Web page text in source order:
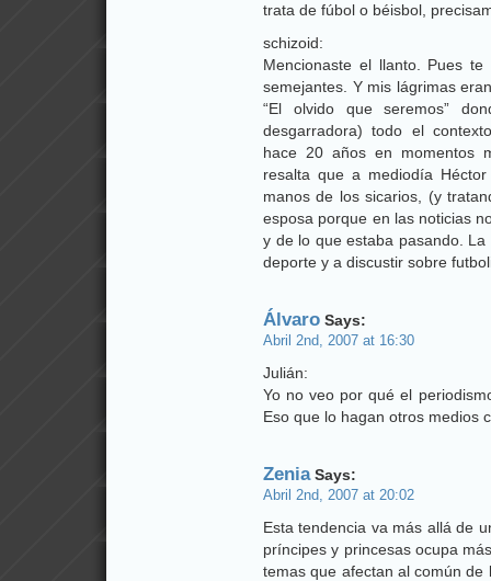
trata de fúbol o béisbol,
schizoid:
Mencionaste el llanto. Pues
semejantes. Y mis lágrimas
“El olvido que seremos”
desgarradora) todo el
hace 20 años en momentos
resalta que a mediodía
manos de los sicarios, (y
esposa porque en las noticias
y de lo que estaba pasando.
deporte y a discustir sobre
Álvaro Says:
Abril 2nd, 2007 at 16:30
Julián:
Yo no veo por qué el
Eso que lo hagan otros medios
ZeniaSays:
Abril 2nd, 2007 at 20:02
Esta tendencia va más allá de
príncipes y princesas ocupa
temas que afectan al común